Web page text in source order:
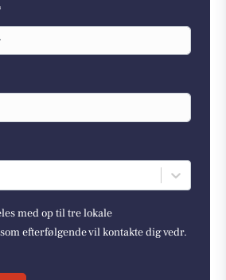
med op til tre lokale
efterfølgende vil kontakte dig vedr.